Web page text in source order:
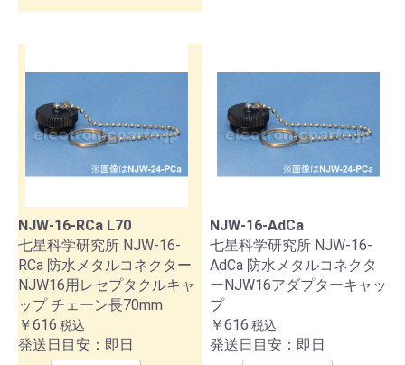
NJW-16-RCa L70
七星科学研究所 NJW-16-
RCa 防水メタルコネクター
NJW16用レセプタクルキャ
ップ チェーン長70mm
￥616 税込
発送日目安：即日
NJW-16-AdCa
七星科学研究所 NJW-16-
AdCa 防水メタルコネクタ
ーNJW16アダプターキャッ
プ
￥616 税込
発送日目安：即日